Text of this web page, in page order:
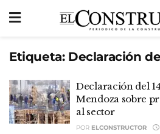
Etiqueta: Declaración
Declaración del
Mendoza sobre
al sector
POR ELCONSTRUCTOR